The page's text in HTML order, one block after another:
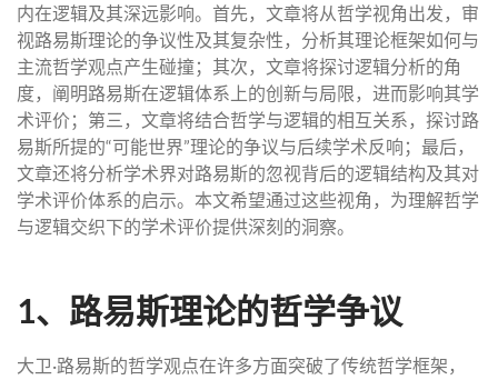
内在逻辑及其深远影响。首先，文章将从哲学视角出发，审
视路易斯理论的争议性及其复杂性，分析其理论框架如何与
主流哲学观点产生碰撞；其次，文章将探讨逻辑分析的角
度，阐明路易斯在逻辑体系上的创新与局限，进而影响其学
术评价；第三，文章将结合哲学与逻辑的相互关系，探讨路
易斯所提的“可能世界”理论的争议与后续学术反响；最后，
文章还将分析学术界对路易斯的忽视背后的逻辑结构及其对
学术评价体系的启示。本文希望通过这些视角，为理解哲学
与逻辑交织下的学术评价提供深刻的洞察。
1、路易斯理论的哲学争议
大卫·路易斯的哲学观点在许多方面突破了传统哲学框架，